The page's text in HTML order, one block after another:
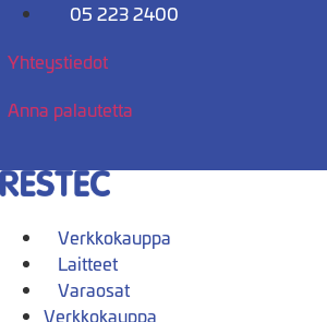
Mene
05 223 2400
Yhteystiedot
Anna palautetta
Verkkokauppa
Laitteet
Varaosat
Verkkokauppa